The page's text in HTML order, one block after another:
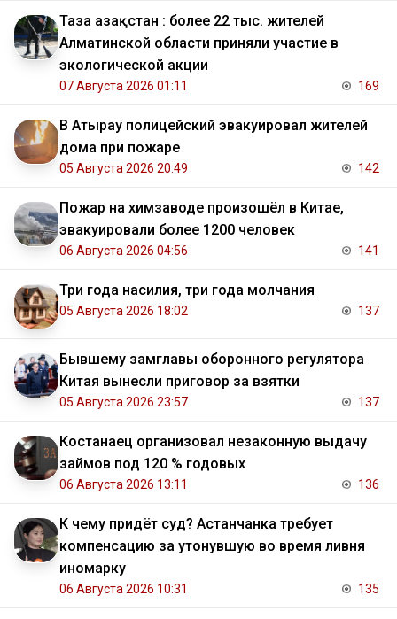
Таза Қазақстан : более 22 тыс. жителей
Алматинской области приняли участие в
экологической акции
07 Августа 2026 01:11 169
В Атырау полицейский эвакуировал жителей
дома при пожаре
05 Августа 2026 20:49 142
Пожар на химзаводе произошёл в Китае,
эвакуировали более 1200 человек
06 Августа 2026 04:56 141
Три года насилия, три года молчания
05 Августа 2026 18:02 137
Бывшему замглавы оборонного регулятора
Китая вынесли приговор за взятки
05 Августа 2026 23:57 137
Костанаец организовал незаконную выдачу
займов под 120 % годовых
06 Августа 2026 13:11 136
К чему придёт суд? Астанчанка требует
компенсацию за утонувшую во время ливня
иномарку
06 Августа 2026 10:31 135